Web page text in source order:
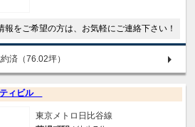
をご希望の方は、お気軽にご連絡下さい！
済（76.02坪）
ィビル
東京メトロ日比谷線